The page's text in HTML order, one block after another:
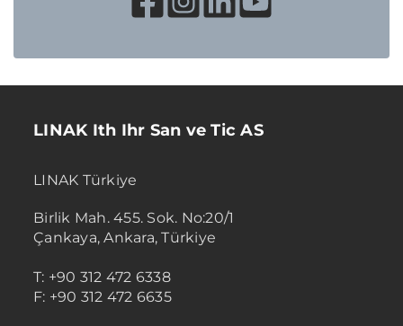
LINAK Ith Ihr San ve Tic AS
LINAK Türkiye
Birlik Mah. 455. Sok. No:20/1
Çankaya, Ankara, Türkiye
T: +90 312 472 6338
F: +90 312 472 6635